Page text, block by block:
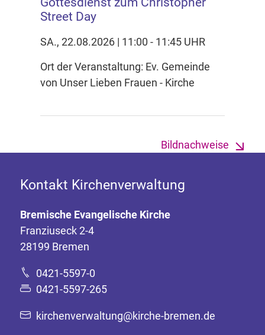
Street Day
SA., 22.08.2026 | 11:00 - 11:45 UHR
Ort der Veranstaltung: Ev. Gemeinde
von Unser Lieben Frauen - Kirche
Bildnachweise
Kontakt Kirchenverwaltung
Bremische Evangelische Kirche
Franziuseck 2-4
28199 Bremen
0421-5597-0
0421-5597-265
kirchenverwaltung@kirche-bremen.de